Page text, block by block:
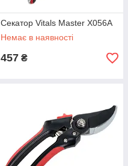
Секатор Vitals Master X056A
Немає в наявності
457 ₴